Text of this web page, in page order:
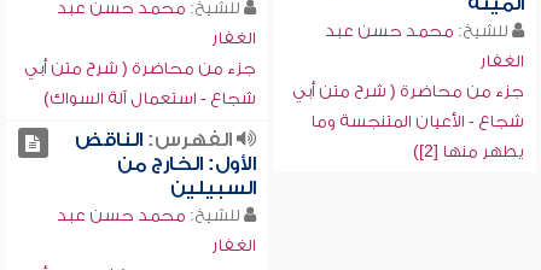
للشيخ: محمد حسن عبد
الغفار
جزء من محاضرة ( شرح متن أبي
شجاع - الأعيان المتنجسة وما
يطهر منها [2])
للشيخ: محمد حسن عبد
الغفار
جزء من محاضرة ( شرح متن أبي
شجاع - استعمال آلة السواك)
الفهرس:الناقض
الأول: الخارج من
السبيلين
للشيخ: محمد حسن عبد
الغفار